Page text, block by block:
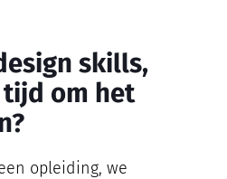
skills,
tijd om het
opleiding, we